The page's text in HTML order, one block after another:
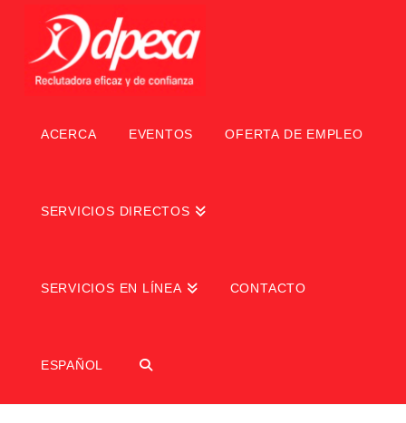
ACERCA EVENTOS OFERTA DE EMPLEO
SERVICIOS DIRECTOS
SERVICIOS EN LÍNEA CONTACTO
ESPAÑOL